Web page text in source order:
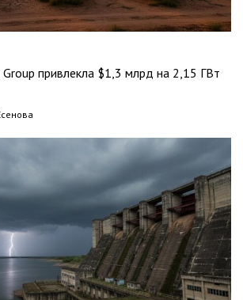
Group привлекла $1,3 млрд на 2,15 ГВт